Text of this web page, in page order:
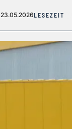
23.05.2026LESEZEIT